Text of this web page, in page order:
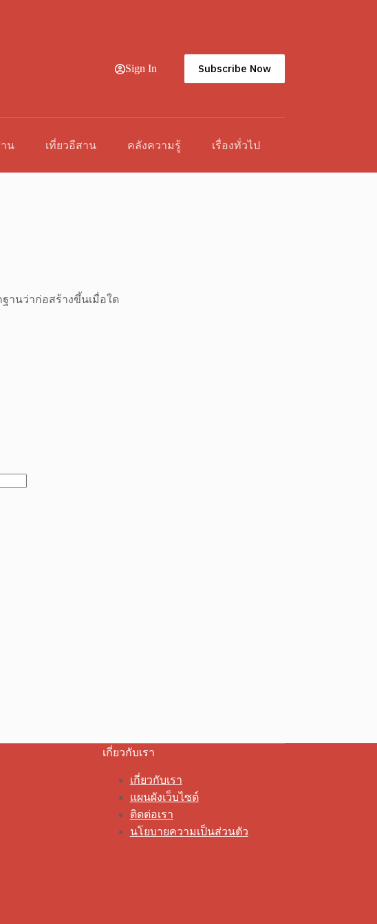
Sign In Subscribe Now
น เที่ยวอีสาน คลังความรู้ เรื่องทั่วไป
านว่าก่อสร้างขึ้นเมื่อใด
เกี่ยวกับเรา
เกี่ยวกับเรา
แผนผังเว็บไซต์
ติดต่อเรา
นโยบายความเป็นส่วนตัว